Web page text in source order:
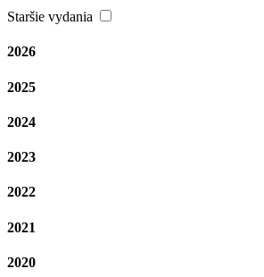
Staršie vydania
2026
2025
2024
2023
2022
2021
2020